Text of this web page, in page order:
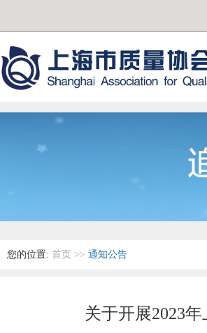
您的位置: 首页 >> 通知公告
关于开展2023